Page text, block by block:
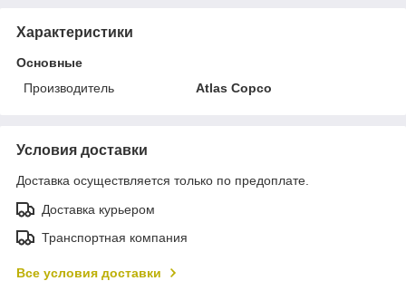
Характеристики
Основные
Производитель
Atlas Copco
Условия доставки
Доставка осуществляется только по предоплате.
Доставка курьером
Транспортная компания
Все условия доставки